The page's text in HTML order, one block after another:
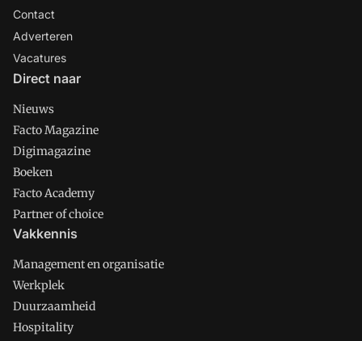
Contact
Adverteren
Vacatures
Direct naar
Nieuws
Facto Magazine
Digimagazine
Boeken
Facto Academy
Partner of choice
Vakkennis
Management en organisatie
Werkplek
Duurzaamheid
Hospitality